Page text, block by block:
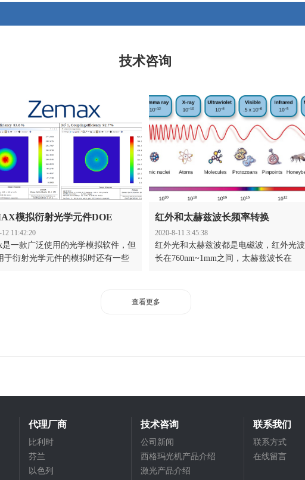
技术咨询
模拟衍射光学元件DOE
11:42:20
是一款广泛使用的光学模拟软件，但
于衍射光学元件的模拟时还有一些
红外和太赫兹波长频率转换
2020-8-11 3:45:38
红外光和太赫兹波都是电磁波，红外光波
长在760nm~1mm之间，太赫兹波长在
和太赫兹玻璃频率换算表格，可以帮助初
查看更多
代理厂商
比利时
芬兰
以色列
技术咨询
公司新闻
西格玛光机产品介绍
激光产品介绍
联系我们
联系方式
在线留言